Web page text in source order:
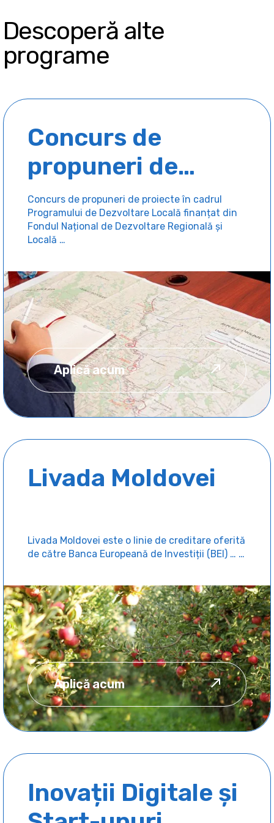
Descoperă alte
programe
Concurs de
propuneri de
proiecte în cadrul
Programului de
Dezvoltare Locală
finanțat din
Fondul Național
de Dezvoltare
Regională și
Locală
Concurs de propuneri de proiecte în cadrul
Programului de Dezvoltare Locală finanțat din
Fondul Național de Dezvoltare Regională și
Locală …
Aplică acum
Livada Moldovei
Livada Moldovei este o linie de creditare oferită
de către Banca Europeană de Investiții (BEI) … …
Aplică acum
Inovații Digitale și